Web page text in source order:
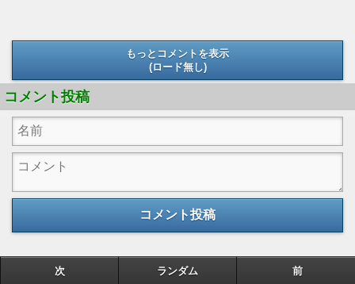
もっとコメントを表示
(ロード無し)
コメント投稿
コメント投稿
次 ランダム 前